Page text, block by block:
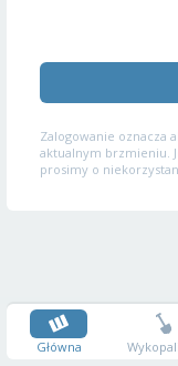
Zalogowanie oznacza
aktualnym brzmieniu.
prosimy o
Główna